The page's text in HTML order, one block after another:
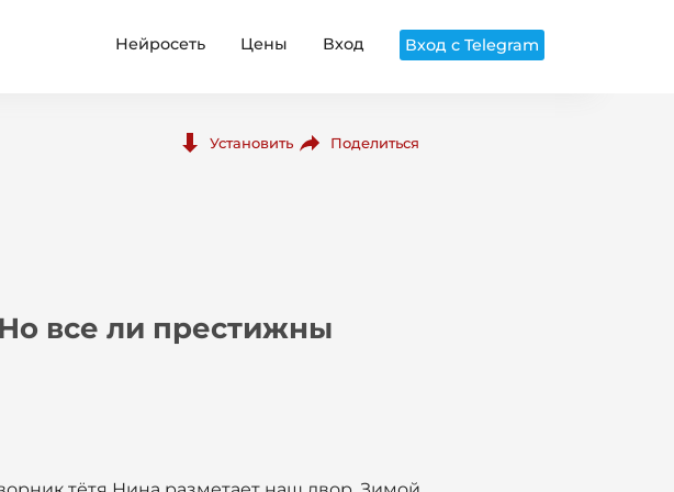
Нейросеть Цены Вход Вход с Telegram
Установить Поделиться
все ли престижны